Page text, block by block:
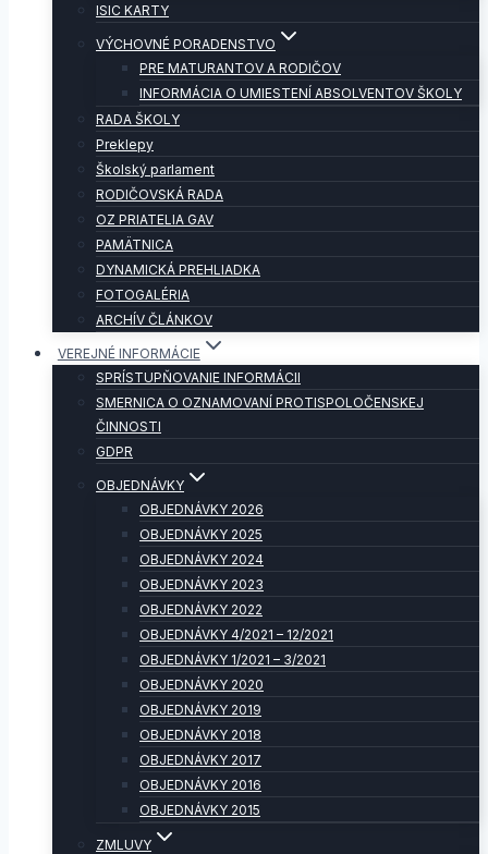
ISIC KARTY
VÝCHOVNÉ PORADENSTVO
PRE MATURANTOV A RODIČOV
INFORMÁCIA O UMIESTENÍ ABSOLVENTOV ŠKOLY
RADA ŠKOLY
Preklepy
Školský parlament
RODIČOVSKÁ RADA
OZ PRIATELIA GAV
PAMÄTNICA
DYNAMICKÁ PREHLIADKA
FOTOGALÉRIA
ARCHÍV ČLÁNKOV
VEREJNÉ INFORMÁCIE
SPRÍSTUPŇOVANIE INFORMÁCII
SMERNICA O OZNAMOVANÍ PROTISPOLOČENSKEJ
ČINNOSTI
GDPR
OBJEDNÁVKY
OBJEDNÁVKY 2026
OBJEDNÁVKY 2025
OBJEDNÁVKY 2024
OBJEDNÁVKY 2023
OBJEDNÁVKY 2022
OBJEDNÁVKY 4/2021 – 12/2021
OBJEDNÁVKY 1/2021 – 3/2021
OBJEDNÁVKY 2020
OBJEDNÁVKY 2019
OBJEDNÁVKY 2018
OBJEDNÁVKY 2017
OBJEDNÁVKY 2016
OBJEDNÁVKY 2015
ZMLUVY